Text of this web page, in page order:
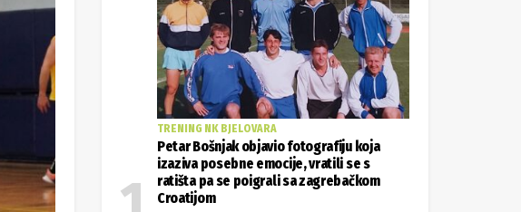
TRENING NK BJELOVARA
Petar Bošnjak objavio fotografiju koja
izaziva posebne emocije, vratili se s
ratišta pa se poigrali sa zagrebačkom
Croatijom